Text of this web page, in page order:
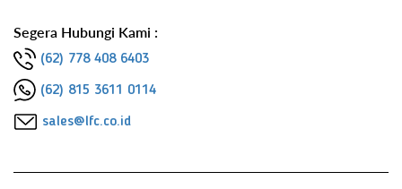
Segera Hubungi Kami :
(62) 778 408 6403
(62) 815 3611 0114
sales@lfc.co.id